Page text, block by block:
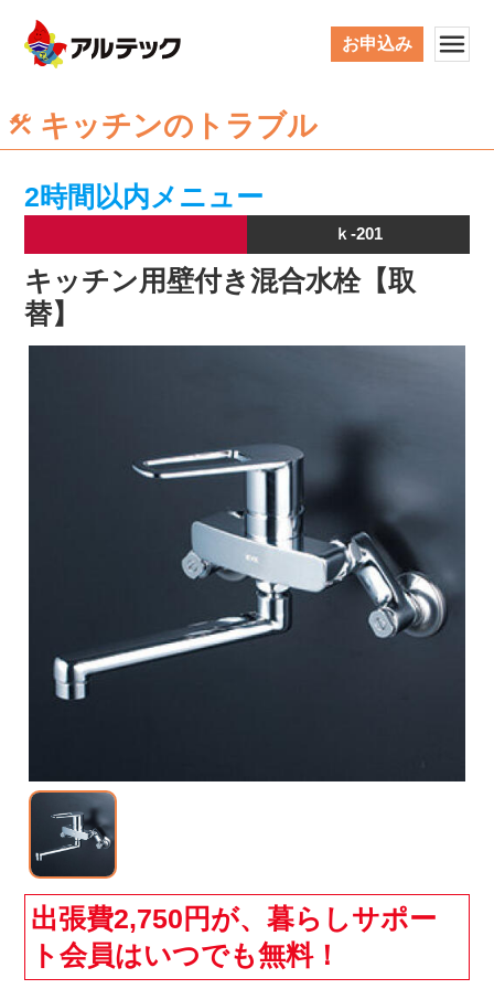
お申込み
キッチンのトラブル
2時間以内メニュー
ｋ-201
キッチン用壁付き混合水栓【取
替】
出張費2,750円が、暮らしサポー
ト会員はいつでも無料！